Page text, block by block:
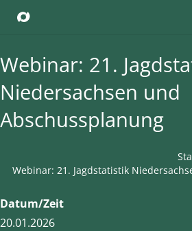
Webinar: 21.
Niedersachsen und
Abschussplanung
Webinar: 21. Jagdstatistik
Datum/Zeit
20.01.2026